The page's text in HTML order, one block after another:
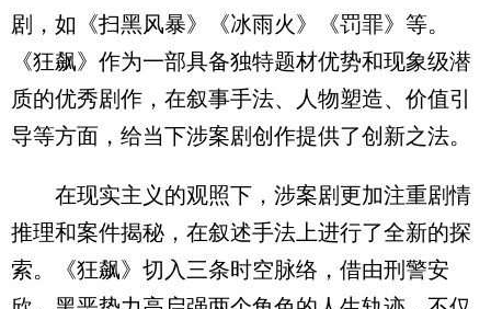
剧，如《扫黑风暴》《冰雨火》《罚罪》等。
《狂飙》作为一部具备独特题材优势和现象级潜
质的优秀剧作，在叙事手法、人物塑造、价值引
导等方面，给当下涉案剧创作提供了创新之法。
在现实主义的观照下，涉案剧更加注重剧情
推理和案件揭秘，在叙述手法上进行了全新的探
索。《狂飙》切入三条时空脉络，借由刑警安